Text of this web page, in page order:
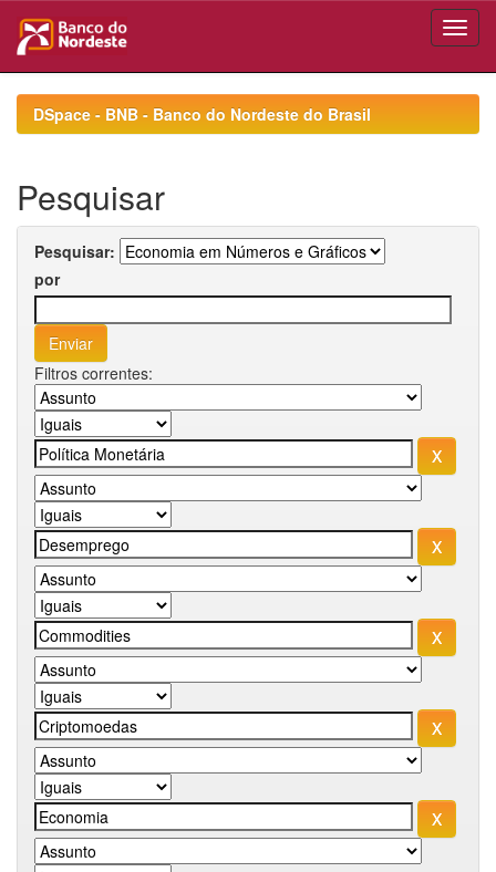
navigationDSpace - BNB - Banco do Nordeste do Brasil
Pesquisar
Pesquisar:
por
Filtros correntes: